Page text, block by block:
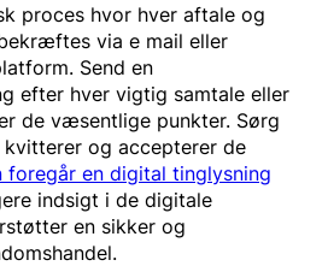
proces hvor hver aftale og
via e mail eller
Send en
efter hver vigtig samtale eller
de væsentlige punkter. Sørg
og accepterer de
foregår en digital tinglysning
indsigt i de digitale
en sikker og